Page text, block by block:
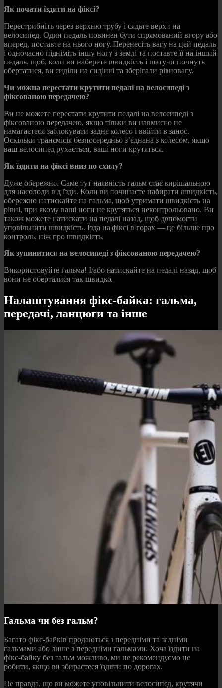
Як почати їздити на фіксі?
Перестрибніть через верхню трубу і сядьте верхи на
велосипед. Один педаль повинен бути спрямований вгору або
вперед, поставте на нього ногу. Перенесіть вагу на цей педаль
і одночасно підніміть іншу ногу з землі та поставте її на інший
педаль, щоб, коли ви наберете швидкість і шатуни почнуть
обертатися, ви сиділи на сидінні та зберігали рівновагу.
Чи можна перестати крутити педалі на велосипеді з
фіксованою передачею?
Ви не можете перестати крутити педалі на велосипеді з
фіксованою передачею, якщо тільки ви навмисно не
намагаєтеся заблокувати заднє колесо і ввійти в занос.
Оскільки трансмісія безпосередньо з’єднана з колесом, якщо
ваш велосипед рухається, ваші ноги крутяться.
Як їздити на фіксі вниз по схилу?
Дуже обережно. Саме тут наявність гальм стає вирішальною
для насолоди від їзди. Коли ви починаєте набирати швидкість,
обережно натискайте на гальма, щоб утримати швидкість на
рівні, при якому ваші ноги не крутяться неконтрольовано. Ви
також можете натискати на педалі назад, щоб допомогти
уповільнити швидкість. Їзда на фіксі в горах — це більше про
контроль, ніж про швидкість.
Як зупинитися на велосипеді з фіксованою передачею?
Використовуйте гальма! І/або натискайте на педалі назад, щоб
вони не оберталися так швидко.
Налаштування фікс-байка: гальма,
передачі, ланцюги та інше
Гальма чи без гальм?
Багато фікс-байків продаються з передніми та задніми
гальмами або лише з передніми гальмами. Хоча їздити на
фікс-байку без гальм можливо, ми не рекомендуємо це
робити, якщо ви збираєтеся їздити по дорогах.
Це правда, що ви можете уповільнити велосипед, крутячи